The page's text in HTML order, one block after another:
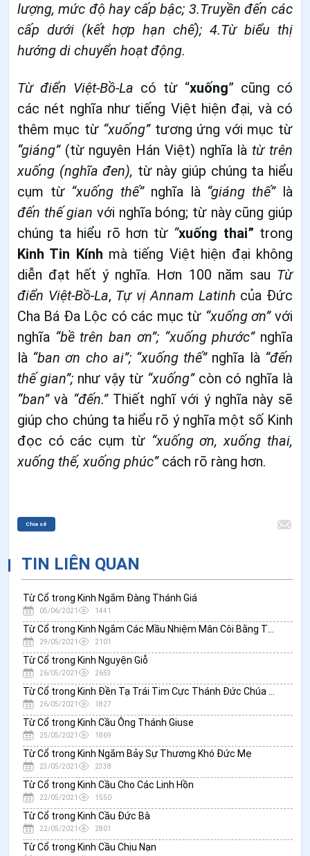
lượng, mức độ hay cấp bậc; 3.Truyền đến các
cấp dưới (kết hợp hạn chế); 4.Từ biểu thị
hướng di chuyển hoạt động.
Từ điển Việt-Bồ-La có từ “xuống” cũng có
các nét nghĩa như tiếng Việt hiện đại, và có
thêm mục từ “xuống”tương ứng với mục từ
“giáng” (từ nguyên Hán Việt) nghĩa làtừ trên
xuống (nghĩa đen), từ này giúp chúng ta hiểu
cụm từ “xuống thế”nghĩa là “giáng thế”là
đến thế gian với nghĩa bóng; từ này cũng giúp
chúng ta hiểu rõ hơn từ “xuống thai” trong
Kinh Tin Kính mà tiếng Việt hiện đại không
diễn đạt hết ý nghĩa. Hơn 100 năm sau Từ
điển Việt-Bồ-La, Tự vị Annam Latinh của Đức
Cha Bá Đa Lộc có các mục từ “xuống ơn”với
nghĩa “bề trên ban ơn”; “xuống phước”nghĩa
là “ban ơn cho ai”; “xuống thế”nghĩa là “đến
thế gian”; như vậy từ “xuống”còn có nghĩa là
“ban”và “đến.”Thiết nghĩ với ý nghĩa này sẽ
giúp cho chúng ta hiểu rõ ý nghĩa một số Kinh
đọc có các cụm từ “xuống ơn, xuống thai,
xuống thế, xuống phúc”cách rõ ràng hơn.
Chia sẻ
TIN LIÊN QUAN
Từ Cổ trong Kinh Ngắm Đàng Thánh Giá
05/06/2021 1441
29/05/2021 2101
Từ Cổ trong Kinh Nguyện Giỗ
26/05/2021 2653
26/05/2021 1827
Từ Cổ trong Kinh Cầu Ông Thánh Giuse
25/05/2021 1869
Từ Cổ trong Kinh Ngắm Bảy Sự Thương Khó Đức Mẹ
23/05/2021 2338
Từ Cổ trong Kinh Cầu Cho Các Linh Hồn
22/05/2021 1550
Từ Cổ trong Kinh Cầu Đức Bà
22/05/2021 2801
Từ Cổ trong Kinh Cầu Chịu Nạn